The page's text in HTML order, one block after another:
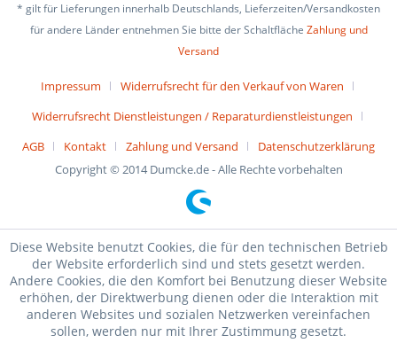
* gilt für Lieferungen innerhalb Deutschlands, Lieferzeiten/Versandkosten
für andere Länder entnehmen Sie bitte der Schaltfläche Zahlung und
Versand
Impressum
Widerrufsrecht für den Verkauf von Waren
Widerrufsrecht Dienstleistungen / Reparaturdienstleistungen
AGB
Kontakt Zahlung und Versand
Datenschutzerklärung
Copyright © 2014 Dumcke.de - Alle Rechte vorbehalten
Diese Website benutzt Cookies, die für den technischen Betrieb
der Website erforderlich sind und stets gesetzt werden.
Andere Cookies, die den Komfort bei Benutzung dieser Website
erhöhen, der Direktwerbung dienen oder die Interaktion mit
anderen Websites und sozialen Netzwerken vereinfachen
sollen, werden nur mit Ihrer Zustimmung gesetzt.